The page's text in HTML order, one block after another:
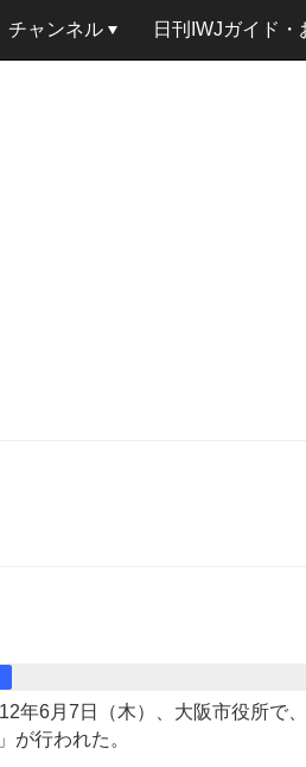
チャンネル 日刊IWJガイド・
年6月7日（木）、大阪市役所で
が行われた。